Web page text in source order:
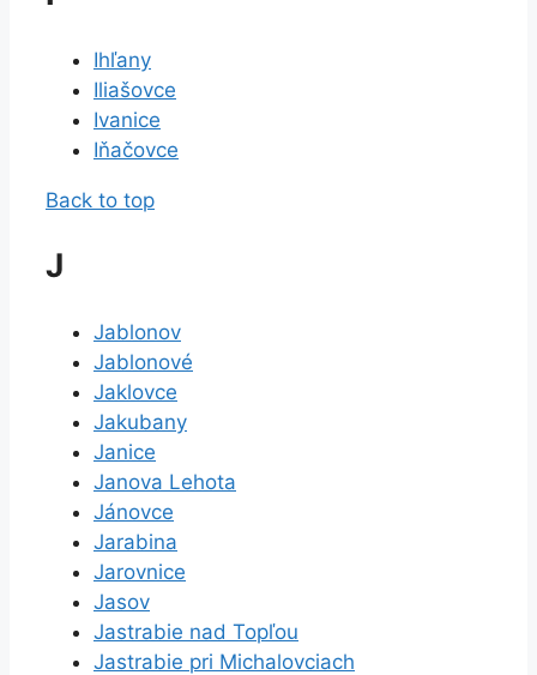
Ihľany
Iliašovce
Ivanice
Iňačovce
Back to top
J
Jablonov
Jablonové
Jaklovce
Jakubany
Janice
Janova Lehota
Jánovce
Jarabina
Jarovnice
Jasov
Jastrabie nad Topľou
Jastrabie pri Michalovciach